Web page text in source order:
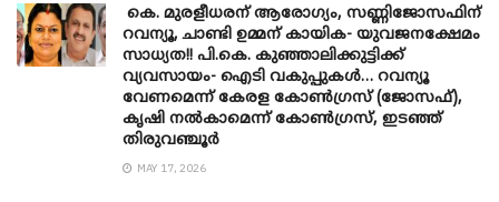
കെ. മുരളീധരന് ആരോഗ്യം, സണ്ണിജോസഫിന്
റവന്യൂ, ചാണ്ടി ഉമ്മന് കായിക- യുവജനക്ഷേമം
സാധ്യത!! പി.കെ. കുഞ്ഞാലിക്കുട്ടിക്ക്
വ്യവസായം- ഐടി വകുപ്പുകൾ… റവന്യൂ
വേണമെന്ന് കേരള കോൺഗ്രസ് (ജോസഫ്),
കൃഷി നൽകാമെന്ന് കോൺഗ്രസ്, ഇടഞ്ഞ്
തിരുവഞ്ചൂർ
MAY 17, 2026